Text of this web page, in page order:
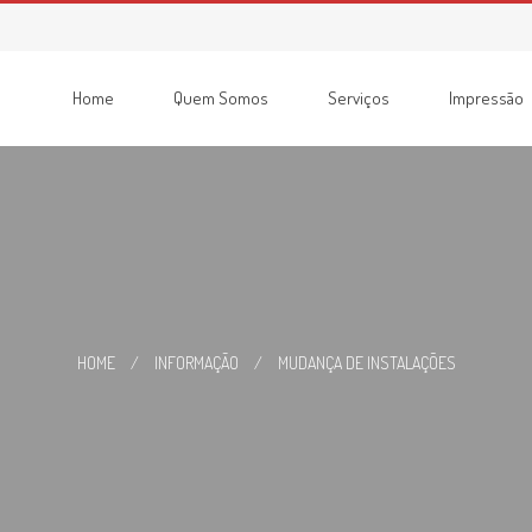
Home Quem Somos Serviços Impressão
HOME / INFORMAÇÃO / MUDANÇA DE INSTALAÇÕES